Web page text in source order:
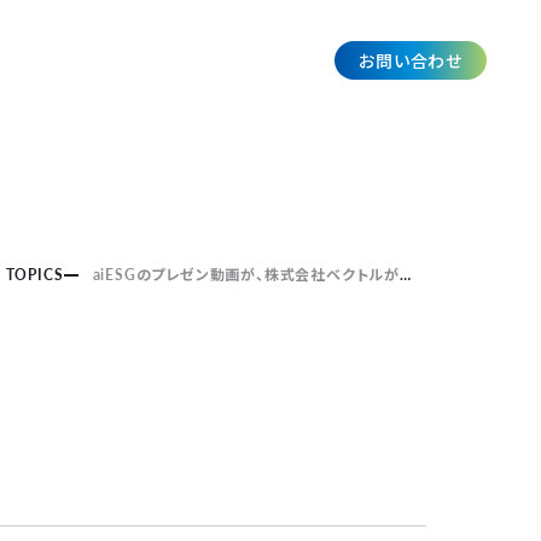
お問い合わせ
TOPICS aiESGのプレゼン動画が、株式会社ベクトルが運営する「ベンチャーTV」に掲載されました